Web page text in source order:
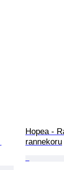
Hopea -
rannekoru